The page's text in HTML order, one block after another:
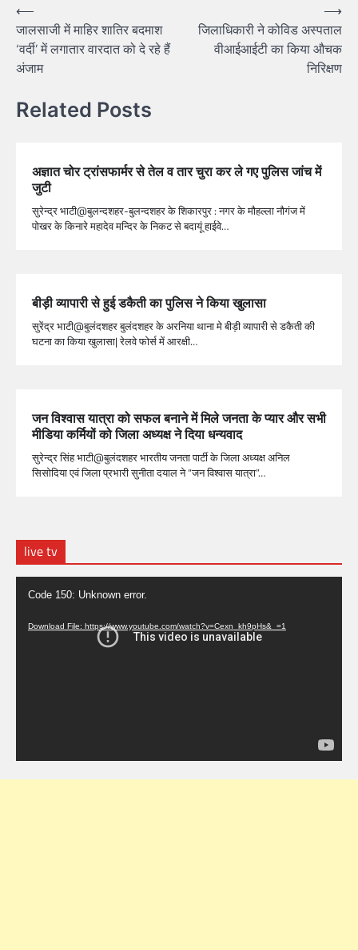
⟵
जालसाजी में माहिर शातिर बदमाश
‘वर्दी’ में लगातार वारदात को दे रहे हैं
अंजाम
जिलाधिकारी ने कोविड अस्पताल
वीआईआईटी का किया औचक
निरिक्षण
⟶
Related Posts
अज्ञात चोर ट्रांसफार्मर से तेल व तार चुरा कर ले गए पुलिस जांच में
जुटी
सुरेन्द्र भाटी@बुलन्दशहर-बुलन्दशहर के शिकारपुर : नगर के मौहल्ला नौगंज में
पोखर के किनारे महादेव मन्दिर के निकट से बदायूं हाईवे…
बीड़ी व्यापारी से हुई डकैती का पुलिस ने किया खुलासा
सुरेंद्र भाटी@बुलंदशहर बुलंदशहर के अरनिया थाना मे बीड़ी व्यापारी से डकैती की
घटना का किया खुलासा| रेलवे फोर्स में आरक्षी…
जन विश्वास यात्रा को सफल बनाने में मिले जनता के प्यार और सभी
मीडिया कर्मियों को जिला अध्यक्ष ने दिया धन्यवाद
सुरेन्द्र सिंह भाटी@बुलंदशहर भारतीय जनता पार्टी के जिला अध्यक्ष अनिल
सिसोदिया एवं जिला प्रभारी सुनीता दयाल ने “जन विश्वास यात्रा”…
live tv
Video
Player
Code 150: Unknown error.
Download File: https://www.youtube.com/watch?v=Cexn_kh9pHs&_=1